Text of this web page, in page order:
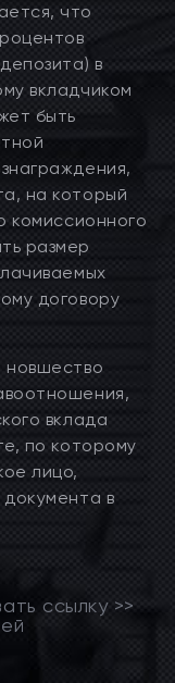
что
в
вкладчиком
быть
на который
комиссионного
размер
договору
новшество
вклада
по которому
лицо,
в
ссылку >>